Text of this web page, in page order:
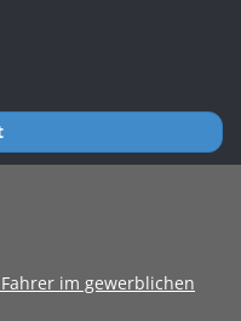
im gewerblichen